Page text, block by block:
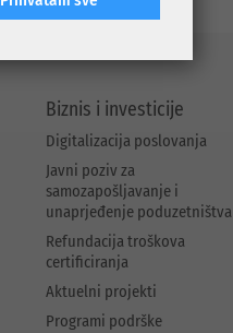
Biznis i investicije
Digitalizacija poslovanja
Javni poziv za
samozapošljavanje i
unaprjeđenje poduzetništva
Refundacija troškova
certificiranja
Aktuelni projekti
Programi podrške